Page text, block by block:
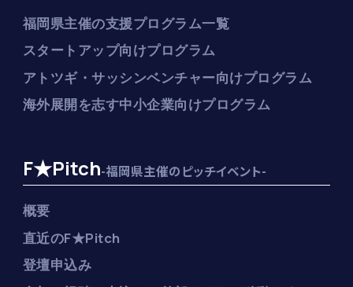
福岡県主催の支援プログラム一覧
スタートアップ向けプログラム
アトツギ・サッシンベンチャー向けプログラム
海外展開を志す中小企業向けプログラム
F★Pitch-福岡県主催のピッチイベント-
概要
直近のF★Pitch
登壇申込み